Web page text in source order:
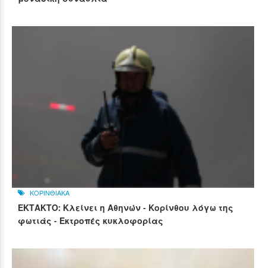
ΚΟΡΙΝΘΙΑΚΑ
ΕΚΤΑΚΤΟ: Κλείνει η Αθηνών - Κορίνθου λόγω της
φωτιάς - Εκτροπές κυκλοφορίας